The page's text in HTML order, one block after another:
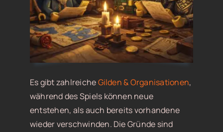
Es gibt zahlreicheGilden & Organisationen,
während des Spiels können neue
entstehen, als auch bereits vorhandene
wieder verschwinden. Die Gründe sind